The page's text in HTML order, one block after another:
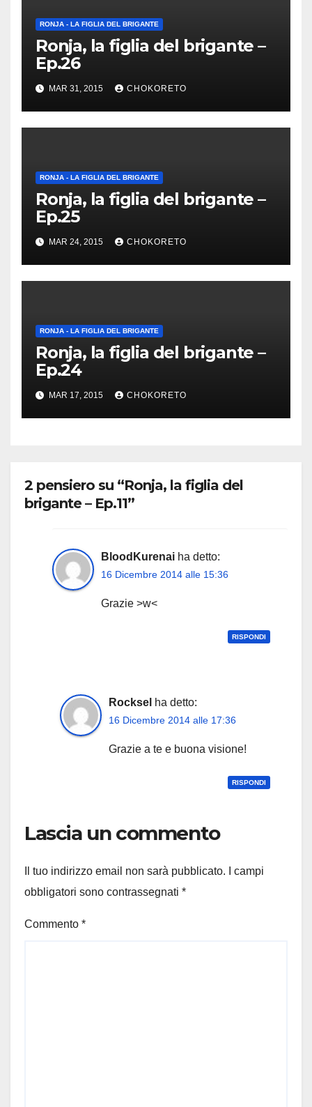
RONJA - LA FIGLIA DEL BRIGANTE
Ronja, la figlia del brigante –
Ep.26
MAR 31, 2015 CHOKORETO
RONJA - LA FIGLIA DEL BRIGANTE
Ronja, la figlia del brigante –
Ep.25
MAR 24, 2015 CHOKORETO
RONJA - LA FIGLIA DEL BRIGANTE
Ronja, la figlia del brigante –
Ep.24
MAR 17, 2015 CHOKORETO
2 pensiero su “Ronja, la figlia del
brigante – Ep.11”
BloodKurenai ha detto:
16 Dicembre 2014 alle 15:36
Grazie >w<
RISPONDI
Rocksel ha detto:
16 Dicembre 2014 alle 17:36
Grazie a te e buona visione!
RISPONDI
Lascia un commento
Il tuo indirizzo email non sarà pubblicato.
I campi
obbligatori sono contrassegnati *
Commento *